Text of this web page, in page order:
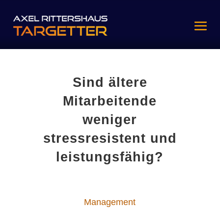
Sind ältere
Mitarbeitende
weniger
stressresistent und
leistungsfähig?
Management